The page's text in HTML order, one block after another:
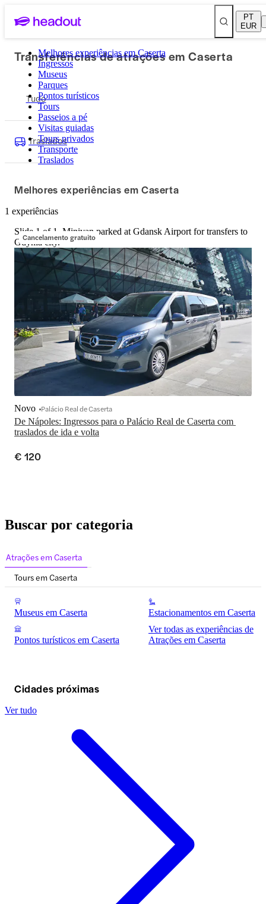
PT
EUR
Melhores experiências em Caserta
Ingressos
Museus
Parques
Pontos turísticos
Tours
Passeios a pé
Visitas guiadas
Tours privados
Transporte
Traslados
Transferências de atrações em Caserta
Tudo
Traslados
Melhores experiências em Caserta
1 experiências
Cancelamento gratuito
Slide 1 of 1, Minivan parked at Gdansk Airport for transfers to
Gdynia city.
De Nápoles: Ingressos para o Palácio Real de Caserta com
traslados de ida e volta
Novo Palácio Real de Caserta
€ 120
Buscar por categoria
Atrações em Caserta
Tours em Caserta
Museus em Caserta Estacionamentos em Caserta
Pontos turísticos em Caserta
Ver todas as experiências de
Atrações em Caserta
Cidades próximas
Ver tudo